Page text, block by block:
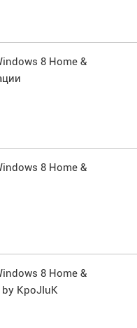
8 Home &
8 Home &
8 Home &
KpoJIuK